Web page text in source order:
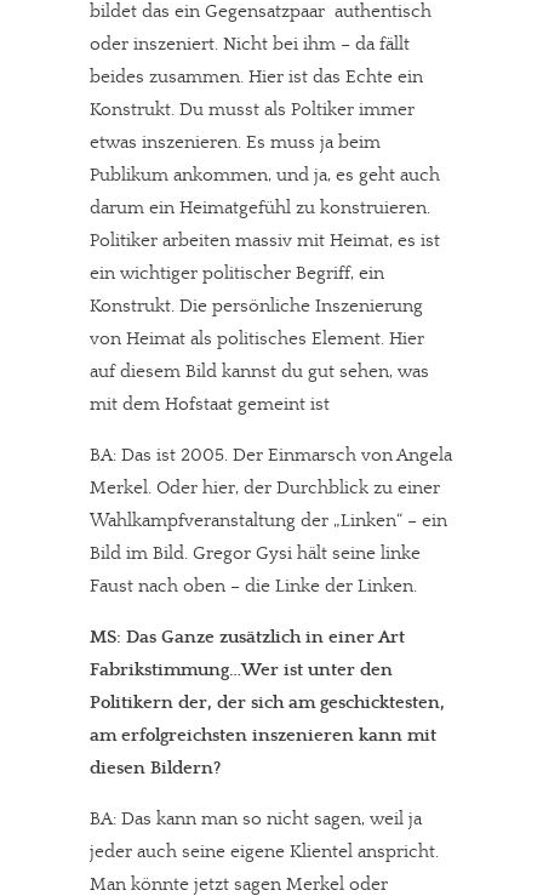
bildet das ein Gegensatzpaar  authentisch
oder inszeniert. Nicht bei ihm – da fällt
beides zusammen. Hier ist das Echte ein
Konstrukt. Du musst als Poltiker immer
etwas inszenieren. Es muss ja beim
Publikum ankommen, und ja, es geht auch
darum ein Heimatgefühl zu konstruieren.
Politiker arbeiten massiv mit Heimat, es ist
ein wichtiger politischer Begriff, ein
Konstrukt. Die persönliche Inszenierung
von Heimat als politisches Element. Hier
auf diesem Bild kannst du gut sehen, was
mit dem Hofstaat gemeint ist
BA: Das ist 2005. Der Einmarsch von Angela
Merkel. Oder hier, der Durchblick zu einer
Wahlkampfveranstaltung der „Linken“ – ein
Bild im Bild. Gregor Gysi hält seine linke
Faust nach oben – die Linke der Linken.
MS: Das Ganze zusätzlich in einer Art
Fabrikstimmung…Wer ist unter den
Politikern der, der sich am geschicktesten,
am erfolgreichsten inszenieren kann mit
diesen Bildern?
BA: Das kann man so nicht sagen, weil ja
jeder auch seine eigene Klientel anspricht.
Man könnte jetzt sagen Merkel oder